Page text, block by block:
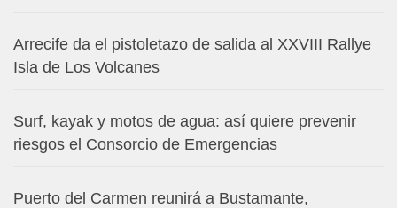
Arrecife da el pistoletazo de salida al XXVIII Rallye
Isla de Los Volcanes
Surf, kayak y motos de agua: así quiere prevenir
riesgos el Consorcio de Emergencias
Puerto del Carmen reunirá a Bustamante,